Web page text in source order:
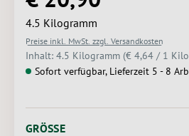
4.5 Kilogramm
Preise inkl. MwSt. zzgl. Versandkosten
Inhalt: 4.5 Kilogramm (€ 4,64 / 1
Sofort verfügbar, Lieferzeit 5 - 8
GRÖSSE AUSWÄHLEN